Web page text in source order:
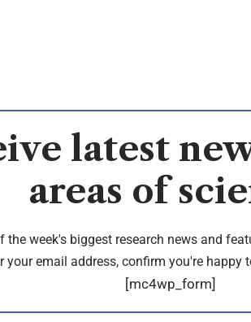
latest
areas of
the week's biggest research news and
your email address, confirm you're happy
[mc4wp_form]